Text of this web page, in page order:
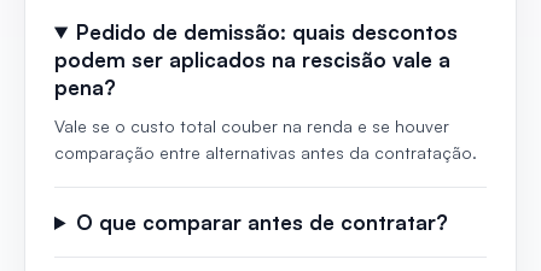
Pedido de demissão: quais descontos
podem ser aplicados na rescisão vale a
pena?
Vale se o custo total couber na renda e se houver
comparação entre alternativas antes da contratação.
O que comparar antes de contratar?